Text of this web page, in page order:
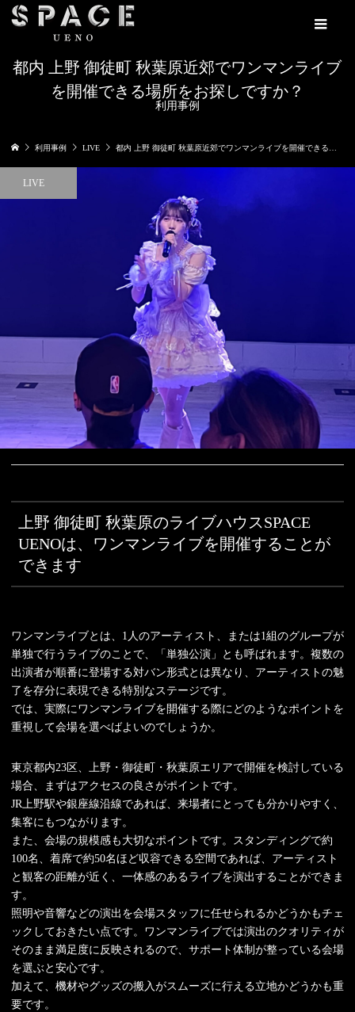
都内 上野 御徒町 秋葉原近郊でワンマンライブ
を開催できる場所をお探しですか？
利用事例
利用事例 LIVE 都内 上野 御徒町 秋葉原近郊でワンマンライブを開催できる場所をお探しですか？
LIVE
上野 御徒町 秋葉原のライブハウスSPACE
UENOは、ワンマンライブを開催することが
できます
ワンマンライブとは、1人のアーティスト、または1組のグループが
単独で行うライブのことで、「単独公演」とも呼ばれます。複数の
出演者が順番に登場する対バン形式とは異なり、アーティストの魅
了を存分に表現できる特別なステージです。
では、実際にワンマンライブを開催する際にどのようなポイントを
重視して会場を選べばよいのでしょうか。
東京都内23区、上野・御徒町・秋葉原エリアで開催を検討している
場合、まずはアクセスの良さがポイントです。
JR上野駅や銀座線沿線であれば、来場者にとっても分かりやすく、
集客にもつながります。
また、会場の規模感も大切なポイントです。スタンディングで約
100名、着席で約50名ほど収容できる空間であれば、アーティスト
と観客の距離が近く、一体感のあるライブを演出することができま
す。
照明や音響などの演出を会場スタッフに任せられるかどうかもチェ
ックしておきたい点です。ワンマンライブでは演出のクオリティが
そのまま満足度に反映されるので、サポート体制が整っている会場
を選ぶと安心です。
加えて、機材やグッズの搬入がスムーズに行える立地かどうかも重
要です。